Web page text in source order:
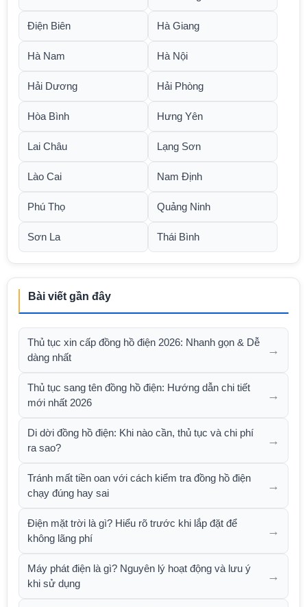
Điện Biên Hà Giang
Hà Nam Hà Nội
Hải Dương Hải Phòng
Hòa Bình Hưng Yên
Lai Châu Lạng Sơn
Lào Cai Nam Định
Phú Thọ Quảng Ninh
Sơn La Thái Bình
Bài viết gần đây
Thủ tục xin cấp đồng hồ điện 2026: Nhanh gọn & Dễ
dàng nhất
→
Thủ tục sang tên đồng hồ điện: Hướng dẫn chi tiết
mới nhất 2026
→
Di dời đồng hồ điện: Khi nào cần, thủ tục và chi phí
ra sao?
→
Tránh mất tiền oan với cách kiểm tra đồng hồ điện
chạy đúng hay sai
→
Điện mặt trời là gì? Hiểu rõ trước khi lắp đặt để
không lãng phí
→
Máy phát điện là gì? Nguyên lý hoạt động và lưu ý
khi sử dụng
→